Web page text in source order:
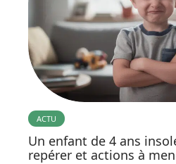
ACTU
Un enfant de 4 ans
repérer et actions à